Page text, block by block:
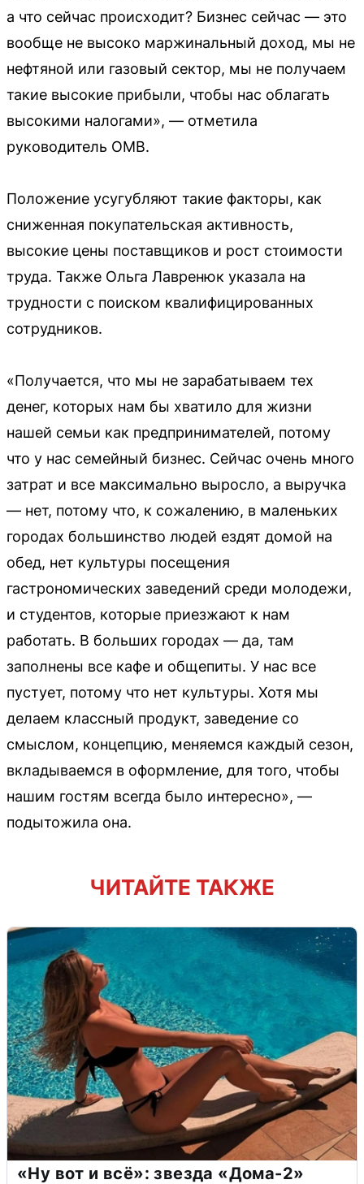
а что сейчас происходит? Бизнес сейчас — это
вообще не высоко маржинальный доход, мы не
нефтяной или газовый сектор, мы не получаем
такие высокие прибыли, чтобы нас облагать
высокими налогами», — отметила
руководитель OMB.
Положение усугубляют такие факторы, как
сниженная покупательская активность,
высокие цены поставщиков и рост стоимости
труда. Также Ольга Лавренюк указала на
трудности с поиском квалифицированных
сотрудников.
«Получается, что мы не зарабатываем тех
денег, которых нам бы хватило для жизни
нашей семьи как предпринимателей, потому
что у нас семейный бизнес. Сейчас очень много
затрат и все максимально выросло, а выручка
— нет, потому что, к сожалению, в маленьких
городах большинство людей ездят домой на
обед, нет культуры посещения
гастрономических заведений среди молодежи,
и студентов, которые приезжают к нам
работать. В больших городах — да, там
заполнены все кафе и общепиты. У нас все
пустует, потому что нет культуры. Хотя мы
делаем классный продукт, заведение со
смыслом, концепцию, меняемся каждый сезон,
вкладываемся в оформление, для того, чтобы
нашим гостям всегда было интересно», —
подытожила она.
ЧИТАЙТЕ ТАКЖЕ
«Ну вот и всё»: звезда «Дома-2»